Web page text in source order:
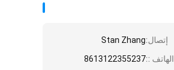
إتصال:Stan Zhang
الهاتف ::8613122355237